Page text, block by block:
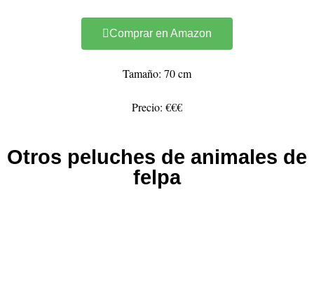
Comprar en Amazon
Tamaño: 70 cm
Precio: €€€
Otros peluches de animales de
felpa